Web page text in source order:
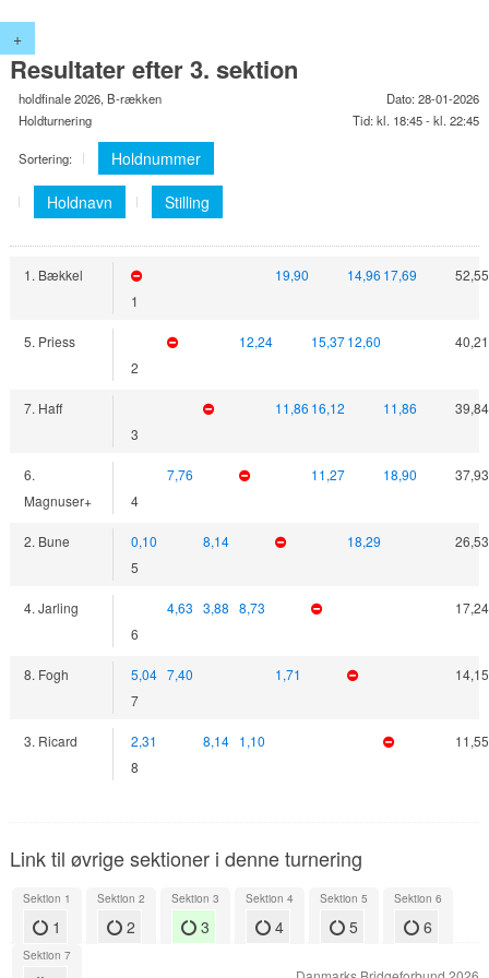
+
Resultater efter 3. sektion
holdfinale 2026, B-rækken
Holdturnering
Sortering:
Holdnummer
Holdnavn
Stilling
Dato: 28-01-2026
Tid: kl. 18:45 - kl. 22:45
1. Bækkel 19,90 14,96 17,69
52,55
1
5. Priess 12,24 15,3712,60
40,21
2
7. Haff 11,86 16,12 11,86
39,84
3
6.
Magnuser+
7,76 11,27 18,90
37,93
4
2. Bune 0,10 8,14 18,29
26,53
5
4. Jarling 4,63 3,88 8,73
17,24
6
8. Fogh 5,04 7,40 1,71
14,15
7
3. Ricard 2,31 8,14 1,10
11,55
8
Link til øvrige sektioner i denne turnering
Sektion 1
1
Sektion 2
2
Sektion 3
3
Sektion 4
4
Sektion 5
5
Sektion 6
6
Sektion 7